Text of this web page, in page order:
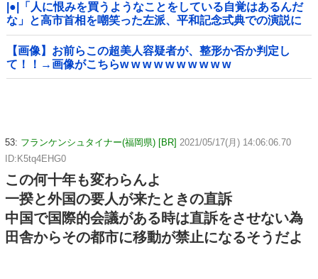
|●|「人に恨みを買うようなことをしている自覚はあるんだ
な」と高市首相を嘲笑った左派、平和記念式典での演説に
ケチを付けるも……
【画像】お前らこの超美人容疑者が、整形か否か判定し
て！！→画像がこちらw w w w w w w w w w
53: フランケンシュタイナー(福岡県) [BR] 2021/05/17(月) 14:06:06.70
ID:K5tq4EHG0
この何十年も変わらんよ
一揆と外国の要人が来たときの直訴
中国で国際的会議がある時は直訴をさせない為
田舎からその都市に移動が禁止になるそうだよ